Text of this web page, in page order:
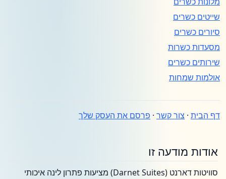
שייטים כשרים
סיורים כשרים
מסעדות כשרות
שירותים כשרים
אולמות שמחות
דף הבית · צור קשר · פרסם את העסק שלך
אודות מודעה זו
סוויטות דארנט (Darnet Suites) מציעות פתרון לינה איכותי